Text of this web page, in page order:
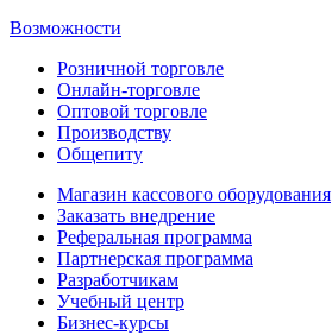
Возможности
Розничной торговле
Онлайн-торговле
Оптовой торговле
Производству
Общепиту
Магазин кассового оборудования
Заказать внедрение
Реферальная программа
Партнерская программа
Разработчикам
Учебный центр
Бизнес‑курсы